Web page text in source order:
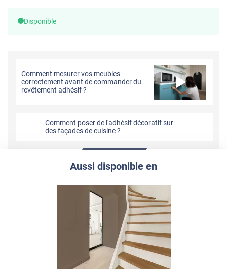
Disponible
Comment mesurer vos meubles
correctement avant de commander du
revêtement adhésif ?
Comment poser de l'adhésif décoratif sur
des façades de cuisine ?
Aussi disponible en